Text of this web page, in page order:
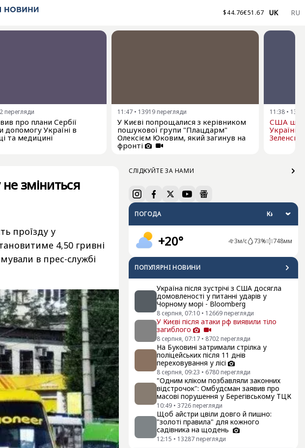
$44.76€51.67 UK RU
перегляди
про плани Сербії
допомогу Україні в
та медицині
11:47 • 13919 перегляди
У Києві попрощалися з керівником
пошукової групи "Плацдарм"
Олексієм Юковим, який загинув на
фронті
11:38 •
США
Україні
СЛІДКУЙТЕ ЗА НАМИ
ПОГОДА
+20° 3м/с 73% 748мм
ПОПУЛЯРНI НОВИНИ
Україна після зустрічі з США досягла
домовленості у питанні ударів у
Чорному морі - Bloomberg
8 серпня, 07:10 • 12669 перегляди
У Києві після атаки рф виявили тіло
загиблого
8 серпня, 07:17 • 8702 перегляди
На Буковині затримали стрілка у
поліцейських після 11 днів
переховування у лісі
8 серпня, 09:23 • 6780 перегляди
"Одним кліком позбавляли законних
відстрочок": Омбудсман заявив про
масові порушення у Берегівському ТЦК
10:49 • 3726 перегляди
Щоб айстри цвіли довго й пишно:
"золоті правила" для кожного
садівника на щодень
12:15 • 13287 перегляди
зміниться
проїзду у
4,50 гривні
в прес-службі